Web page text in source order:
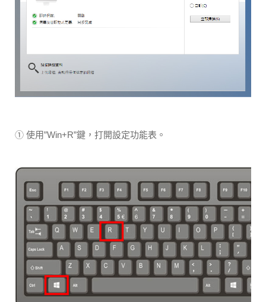
① 使用”Win+R”鍵，打開設定功能表。